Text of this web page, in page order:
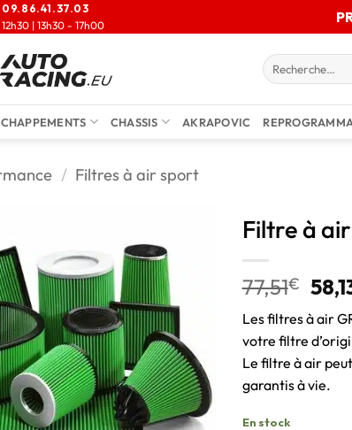
09.86.41.37.03
| 13h30 - 17h00
CHASSIS AKRAPOVIC
/ Filtres à air sport
Filtre à
77,51€
Les filtres à air
votre filtre
Le filtre à air
garantis à vie.
En stock